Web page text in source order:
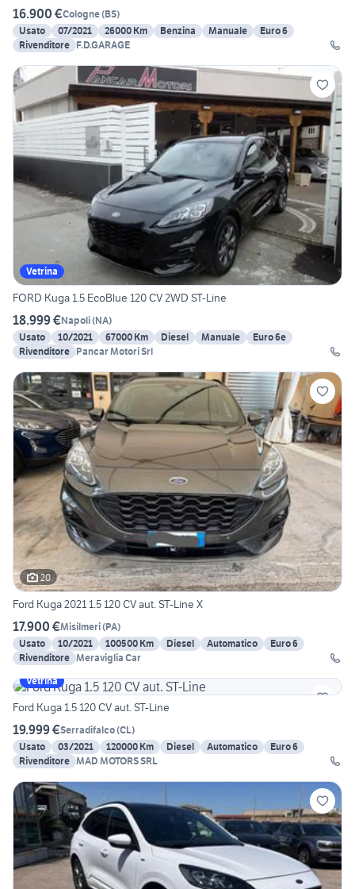
16.900 €Cologne(BS)
Usato
07/2021 26000 Km Benzina Manuale
Euro 6
Rivenditore F.D.GARAGE
Vetrina
FORD Kuga 1.5 EcoBlue 120 CV 2WD ST-Line
18.999 €Napoli(NA)
Usato
10/2021 67000 Km Diesel Manuale
Euro 6e
Rivenditore Pancar Motori Srl
20
Ford Kuga 2021 1.5 120 CV aut. ST-Line X
17.900 €Misilmeri(PA)
Usato
10/2021 100500 Km Diesel Automatico
Euro 6
Rivenditore Meraviglia Car
Vetrina
Ford Kuga 1.5 120 CV aut. ST-Line
19.999 €Serradifalco(CL)
Usato
03/2021 120000 Km Diesel Automatico
Euro 6
Rivenditore MAD MOTORS SRL